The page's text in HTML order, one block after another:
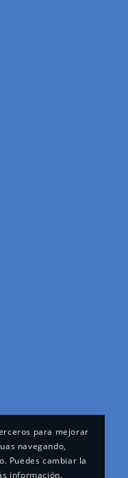
para mejorar
navegando,
Puedes cambiar la
información.